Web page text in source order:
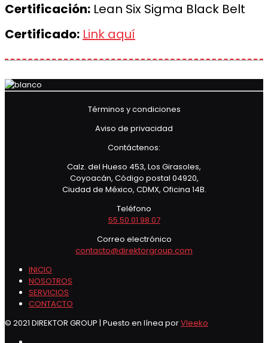
Certificación: Lean Six Sigma Black Belt
Certificado: Link aquí
Términos y condiciones
Aviso de privacidad
Contáctenos:
Calz. del Hueso 453, Los Girasoles,
Coyoacán, Código postal 04920,
Ciudad de México, CDMX, Oficina 14B.
Teléfono
55 50 01 98 07
Correo electrónico
contacto@direktorgroup.com
INICIO
NOSOTROS
SERVICIOS
CONTACTO
© 2021 DIREKTOR GROUP | Puesto en línea porVleeko